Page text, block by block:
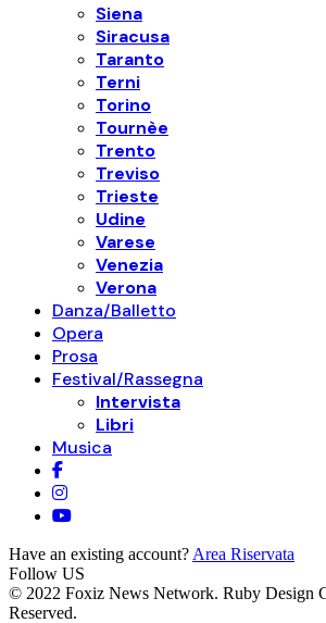
Siena
Siracusa
Taranto
Terni
Torino
Tournèe
Trento
Treviso
Trieste
Udine
Varese
Venezia
Verona
Danza/Balletto
Opera
Prosa
Festival/Rassegna
Intervista
Libri
Musica
Have an existing account? Area Riservata
Follow US
© 2022 Foxiz News Network. Ruby Design
Reserved.